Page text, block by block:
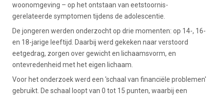
woonomgeving – op het ontstaan van eetstoornis-
gerelateerde symptomen tijdens de adolescentie.
De jongeren werden onderzocht op drie momenten: op 14-, 16-
en 18-jarige leeftijd. Daarbij werd gekeken naar verstoord
eetgedrag, zorgen over gewicht en lichaamsvorm, en
ontevredenheid met het eigen lichaam.
Voor het onderzoek werd een 'schaal van financiële problemen'
gebruikt. De schaal loopt van 0 tot 15 punten, waarbij een